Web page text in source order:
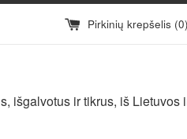
Pirkinių krepšelis (0)
išgalvotus ir tikrus, iš Lietuvos